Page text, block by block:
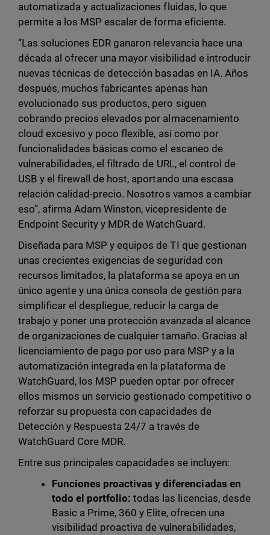
automatizada y actualizaciones fluidas, lo que
permite a los MSP escalar de forma eficiente.
“Las soluciones EDR ganaron relevancia hace una
década al ofrecer una mayor visibilidad e introducir
nuevas técnicas de detección basadas en IA. Años
después, muchos fabricantes apenas han
evolucionado sus productos, pero siguen
cobrando precios elevados por almacenamiento
cloud excesivo y poco flexible, así como por
funcionalidades básicas como el escaneo de
vulnerabilidades, el filtrado de URL, el control de
USB y el firewall de host, aportando una escasa
relación calidad-precio. Nosotros vamos a cambiar
eso”, afirma Adam Winston, vicepresidente de
Endpoint Security y MDR de WatchGuard.
Diseñada para MSP y equipos de TI que gestionan
unas crecientes exigencias de seguridad con
recursos limitados, la plataforma se apoya en un
único agente y una única consola de gestión para
simplificar el despliegue, reducir la carga de
trabajo y poner una protección avanzada al alcance
de organizaciones de cualquier tamaño. Gracias al
licenciamiento de pago por uso para MSP y a la
automatización integrada en la plataforma de
WatchGuard, los MSP pueden optar por ofrecer
ellos mismos un servicio gestionado competitivo o
reforzar su propuesta con capacidades de
Detección y Respuesta 24/7 a través de
WatchGuard Core MDR.
Entre sus principales capacidades se incluyen:
Funciones proactivas y diferenciadas en
todo el portfolio:todas las licencias, desde
Basic a Prime, 360 y Elite, ofrecen una
visibilidad proactiva de vulnerabilidades,